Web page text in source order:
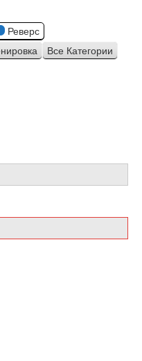
Реверс
Все Категории